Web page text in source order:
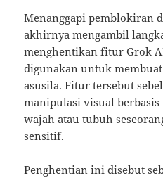
Menanggapi pemblokiran
akhirnya mengambil
menghentikan fitur Grok
digunakan untuk
asusila. Fitur tersebut
manipulasi visual berbasis
wajah atau tubuh
sensitif.
Penghentian ini disebut